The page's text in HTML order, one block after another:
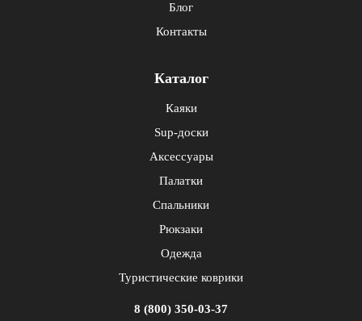
Блог
Контакты
Каталог
Каяки
Sup-доски
Аксессуары
Палатки
Спальники
Рюкзаки
Одежда
Туристические коврики
8 (800) 350-03-37